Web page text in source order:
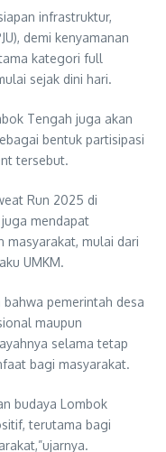
infrastruktur,
demi kenyamanan
kategori full
sejak dini hari.
Tengah juga akan
bentuk partisipasi
tersebut.
Run 2025 di
mendapat
masyarakat, mulai dari
UMKM.
pemerintah desa
maupun
selama tetap
bagi masyarakat.
budaya Lombok
terutama bagi